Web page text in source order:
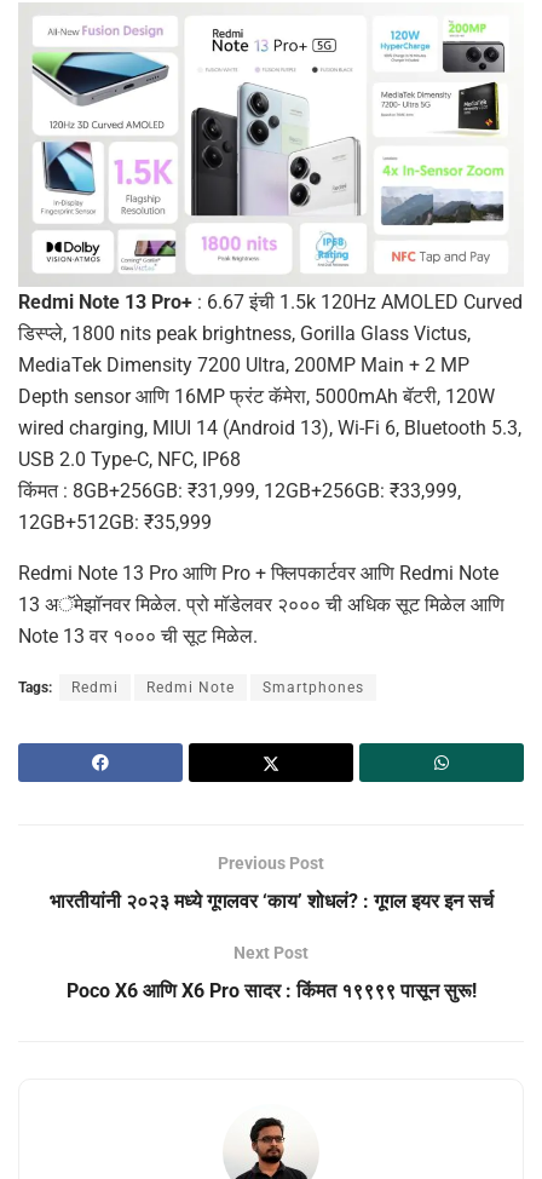
Redmi Note 13 Pro+ : 6.67 इंची 1.5k 120Hz AMOLED Curved
डिस्प्ले, 1800 nits peak brightness, Gorilla Glass Victus,
MediaTek Dimensity 7200 Ultra, 200MP Main + 2 MP
Depth sensor आणि 16MP फ्रंट कॅमेरा, 5000mAh बॅटरी, 120W
wired charging, MIUI 14 (Android 13), Wi-Fi 6, Bluetooth 5.3,
USB 2.0 Type-C, NFC, IP68
किंमत : 8GB+256GB: ₹31,999, 12GB+256GB: ₹33,999,
12GB+512GB: ₹35,999
Redmi Note 13 Pro आणि Pro + फ्लिपकार्टवर आणि Redmi Note
13 अॅमेझॉनवर मिळेल. प्रो मॉडेलवर २००० ची अधिक सूट मिळेल आणि
Note 13 वर १००० ची सूट मिळेल.
Tags: Redmi Redmi Note Smartphones
Previous Post
भारतीयांनी २०२३ मध्ये गूगलवर ‘काय’ शोधलं? : गूगल इयर इन सर्च
Next Post
Poco X6 आणि X6 Pro सादर : किंमत १९९९९ पासून सुरू!